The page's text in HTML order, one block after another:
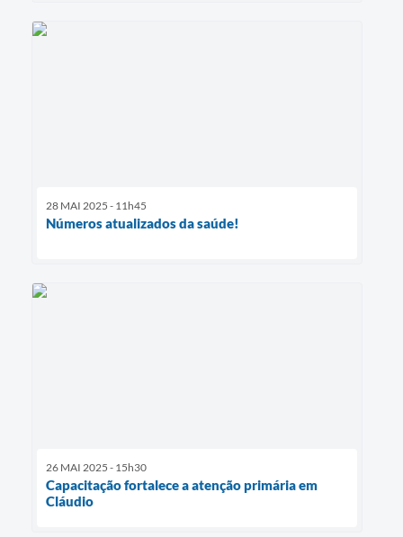
28 MAI 2025 - 11h45
Números atualizados da saúde!
26 MAI 2025 - 15h30
Capacitação fortalece a atenção primária em
Cláudio